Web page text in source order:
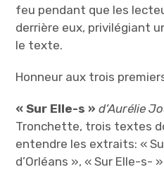
Montez dans la
L’équipage
feu pendant que les
derrière eux, privilégiant
le texte.
Honneur aux trois
« Sur Elle-s »d’Aurélie
Tronchette, trois textes
entendre les extraits: «
d’Orléans », « Sur Elle-s-